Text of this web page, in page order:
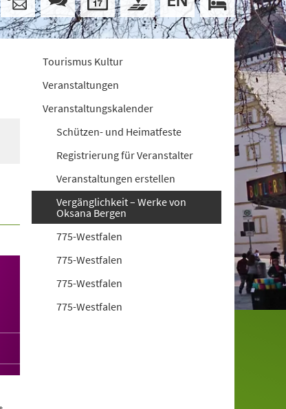
Tourismus Kultur
Veranstaltungen
Veranstaltungskalender
Schützen- und Heimatfeste
Registrierung für Veranstalter
Veranstaltungen erstellen
Vergänglichkeit – Werke von
Oksana Bergen
775-Westfalen
775-Westfalen
775-Westfalen
775-Westfalen